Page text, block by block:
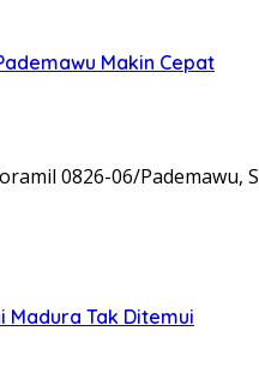
Makin Cepat
0826-06/
Madura Tak Ditemui